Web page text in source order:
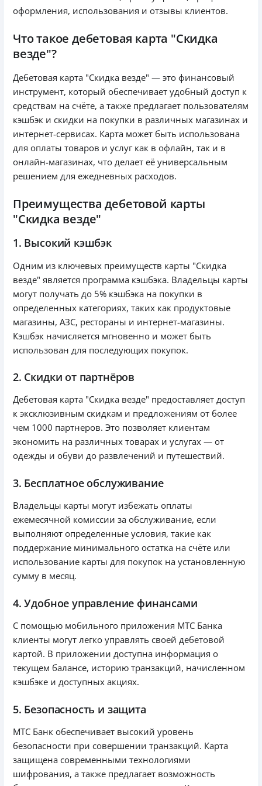
оформления, использования и отзывы клиентов.
Что такое дебетовая карта "Скидка
везде"?
Дебетовая карта "Скидка везде" — это финансовый
инструмент, который обеспечивает удобный доступ к
средствам на счёте, а также предлагает пользователям
кэшбэк и скидки на покупки в различных магазинах и
интернет-сервисах. Карта может быть использована
для оплаты товаров и услуг как в офлайн, так и в
онлайн-магазинах, что делает её универсальным
решением для ежедневных расходов.
Преимущества дебетовой карты
"Скидка везде"
1. Высокий кэшбэк
Одним из ключевых преимуществ карты "Скидка
везде" является программа кэшбэка. Владельцы карты
могут получать до 5% кэшбэка на покупки в
определенных категориях, таких как продуктовые
магазины, АЗС, рестораны и интернет-магазины.
Кэшбэк начисляется мгновенно и может быть
использован для последующих покупок.
2. Скидки от партнёров
Дебетовая карта "Скидка везде" предоставляет доступ
к эксклюзивным скидкам и предложениям от более
чем 1000 партнеров. Это позволяет клиентам
экономить на различных товарах и услугах — от
одежды и обуви до развлечений и путешествий.
3. Бесплатное обслуживание
Владельцы карты могут избежать оплаты
ежемесячной комиссии за обслуживание, если
выполняют определенные условия, такие как
поддержание минимального остатка на счёте или
использование карты для покупок на установленную
сумму в месяц.
4. Удобное управление финансами
С помощью мобильного приложения МТС Банка
клиенты могут легко управлять своей дебетовой
картой. В приложении доступна информация о
текущем балансе, историю транзакций, начисленном
кэшбэке и доступных акциях.
5. Безопасность и защита
МТС Банк обеспечивает высокий уровень
безопасности при совершении транзакций. Карта
защищена современными технологиями
шифрования, а также предлагает возможность